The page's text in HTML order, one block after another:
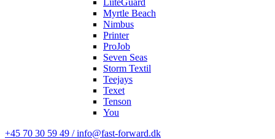
LiiteGuard
Myrtle Beach
Nimbus
Printer
ProJob
Seven Seas
Storm Textil
Teejays
Texet
Tenson
You
+45 70 30 59 49 / info@fast-forward.dk